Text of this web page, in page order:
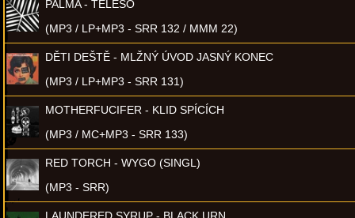
PALMA - TĚLESO
(MP3 / LP+MP3 - SRR 132 / MMM 22)
DĚTI DEŠTĚ - MLŽNÝ ÚVOD JASNÝ KONEC
(MP3 / LP+MP3 - SRR 131)
MOTHERFUCIFER - KLID SPÍCÍCH
(MP3 / MC+MP3 - SRR 133)
RED TORCH - WYGO (SINGL)
(MP3 - SRR)